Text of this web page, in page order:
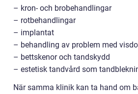
– kron- och brobehandlingar
– rotbehandlingar
– implantat
– behandling av problem med
– bettskenor och tandskydd
– estetisk tandvård som
När samma klinik kan ta hand om